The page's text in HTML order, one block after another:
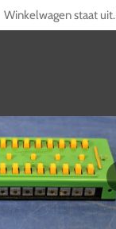
Winkelwagen staat uit.